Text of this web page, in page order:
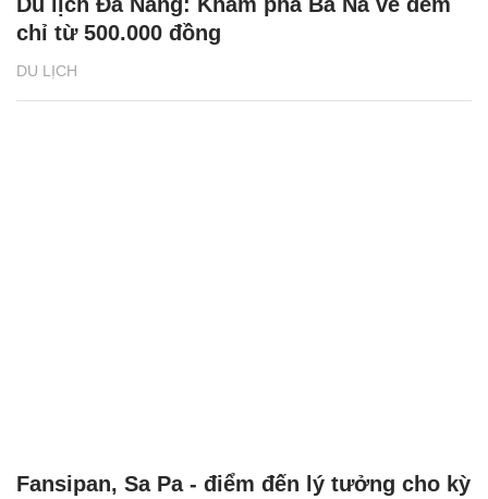
DU LỊCH
chỉ từ 500.000 đồng
Fansipan, Sa Pa - điểm đến lý tưởng cho kỳ